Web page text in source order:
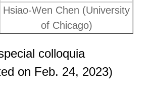
Hsiao-Wen Chen (University
of Chicago)
colloquia
on Feb. 24, 2023)